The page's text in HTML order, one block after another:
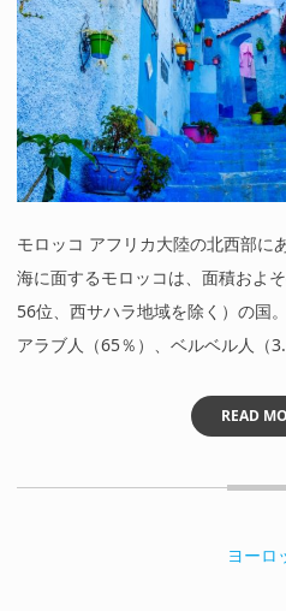
モロッコ アフリカ大陸の北西部に
海に面するモロッコは、面積およ
56位、西サハラ地域を除く）の国
アラブ人（65％）、ベルベル人（
READ
ヨーロ